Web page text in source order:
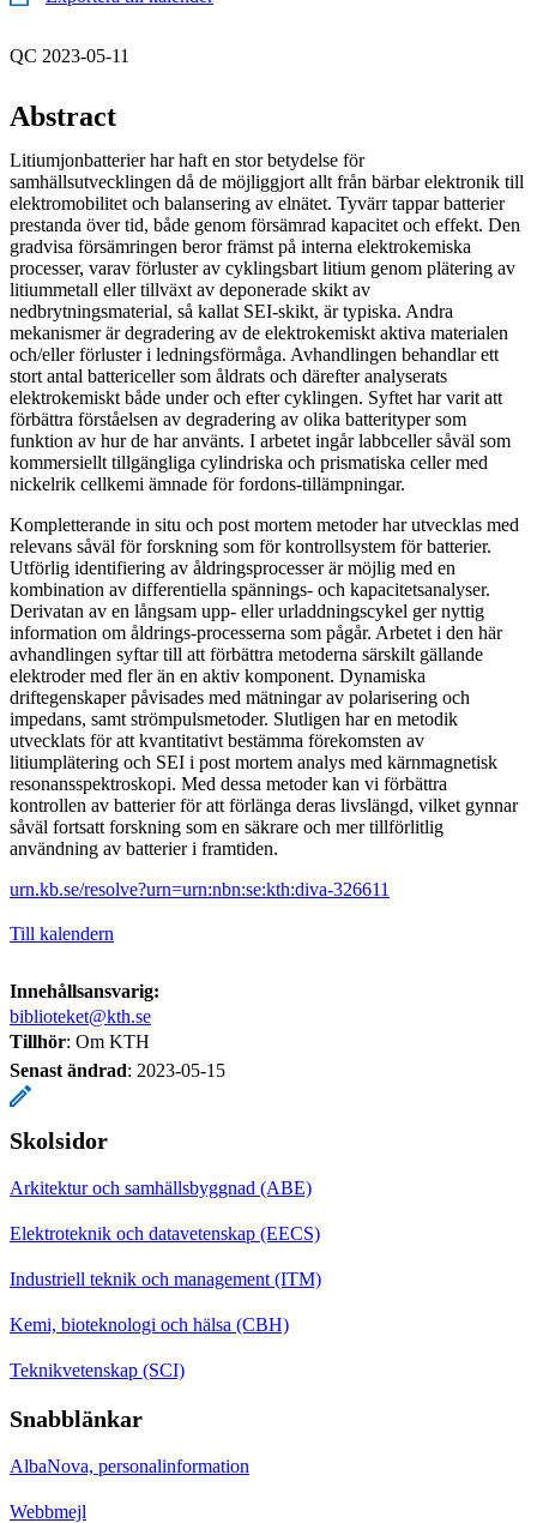
QC 2023-05-11
Abstract
Litiumjonbatterier har haft en stor betydelse för
samhällsutvecklingen då de möjliggjort allt från bärbar elektronik till
elektromobilitet och balansering av elnätet. Tyvärr tappar batterier
prestanda över tid, både genom försämrad kapacitet och effekt. Den
gradvisa försämringen beror främst på interna elektrokemiska
processer, varav förluster av cyklingsbart litium genom plätering av
litiummetall eller tillväxt av deponerade skikt av
nedbrytningsmaterial, så kallat SEI-skikt, är typiska. Andra
mekanismer är degradering av de elektrokemiskt aktiva materialen
och/eller förluster i ledningsförmåga. Avhandlingen behandlar ett
stort antal battericeller som åldrats och därefter analyserats
elektrokemiskt både under och efter cyklingen. Syftet har varit att
förbättra förståelsen av degradering av olika batterityper som
funktion av hur de har använts. I arbetet ingår labbceller såväl som
kommersiellt tillgängliga cylindriska och prismatiska celler med
nickelrik cellkemi ämnade för fordons-tillämpningar.
Kompletterande in situ och post mortem metoder har utvecklas med
relevans såväl för forskning som för kontrollsystem för batterier.
Utförlig identifiering av åldringsprocesser är möjlig med en
kombination av differentiella spännings- och kapacitetsanalyser.
Derivatan av en långsam upp- eller urladdningscykel ger nyttig
information om åldrings-processerna som pågår. Arbetet i den här
avhandlingen syftar till att förbättra metoderna särskilt gällande
elektroder med fler än en aktiv komponent. Dynamiska
driftegenskaper påvisades med mätningar av polarisering och
impedans, samt strömpulsmetoder. Slutligen har en metodik
utvecklats för att kvantitativt bestämma förekomsten av
litiumplätering och SEI i post mortem analys med kärnmagnetisk
resonansspektroskopi. Med dessa metoder kan vi förbättra
kontrollen av batterier för att förlänga deras livslängd, vilket gynnar
såväl fortsatt forskning som en säkrare och mer tillförlitlig
användning av batterier i framtiden.
urn.kb.se/resolve?urn=urn:nbn:se:kth:diva-326611
Till kalendern
Innehållsansvarig:
biblioteket@kth.se
Tillhör: Om KTH
Senast ändrad: 2023-05-15
Skolsidor
Arkitektur och samhällsbyggnad (ABE)
Elektroteknik och datavetenskap (EECS)
Industriell teknik och management (ITM)
Kemi, bioteknologi och hälsa (CBH)
Teknikvetenskap (SCI)
Snabblänkar
AlbaNova, personalinformation
Webbmejl